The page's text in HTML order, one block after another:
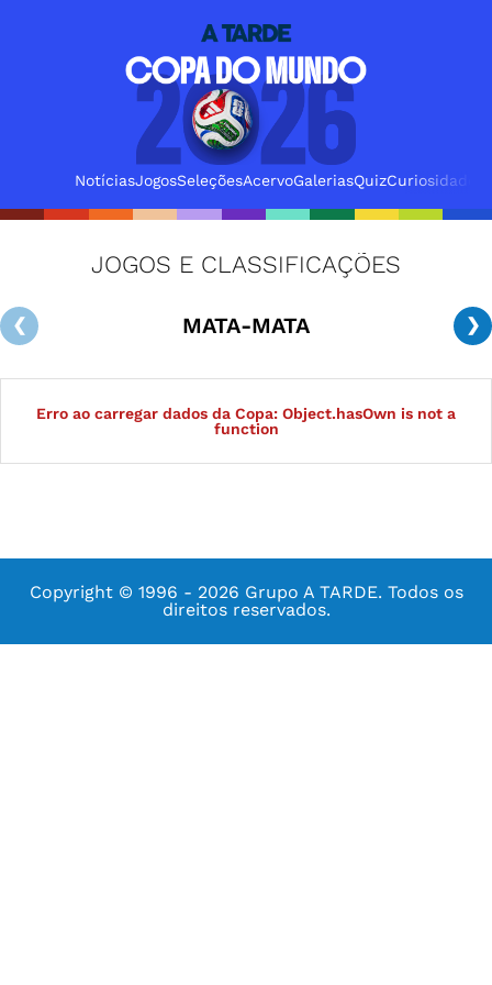
NotíciasJogosSeleçõesAcervoGaleriasQuizCuriosidades
JOGOS E CLASSIFICAÇÕES
❮ MATA-MATA ❯
Erro ao carregar dados da Copa: Object.hasOwn is not a
function
Copyright © 1996 - 2026 Grupo A TARDE. Todos os
direitos reservados.